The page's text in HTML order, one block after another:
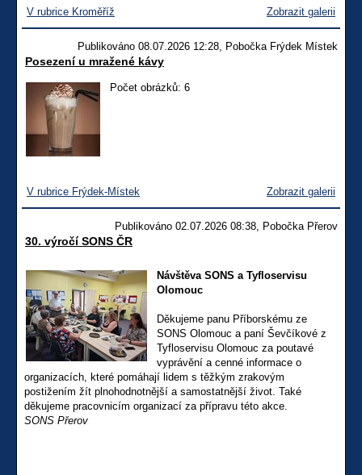
V rubrice Kroměříž Zobrazit galerii
Publikováno 08.07.2026 12:28, Pobočka Frýdek Místek
Posezení u mražené kávy
Počet obrázků: 6
V rubrice Frýdek-Místek Zobrazit galerii
Publikováno 02.07.2026 08:38, Pobočka Přerov
30. výročí SONS ČR
Návštěva SONS a Tyfloservisu
Olomouc
Děkujeme panu Příborskému ze
SONS Olomouc a paní Ševčíkové z
Tyfloservisu Olomouc za poutavé
vyprávění a cenné informace o
organizacích, které pomáhají lidem s těžkým zrakovým
postižením žít plnohodnotnější a samostatnější život. Také
děkujeme pracovnicím organizací za přípravu této akce.
SONS Přerov